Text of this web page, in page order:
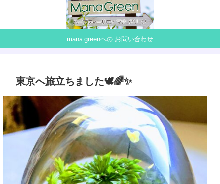
mana greenへの お問い合わせ
東京へ旅立ちました🕊🌈✨